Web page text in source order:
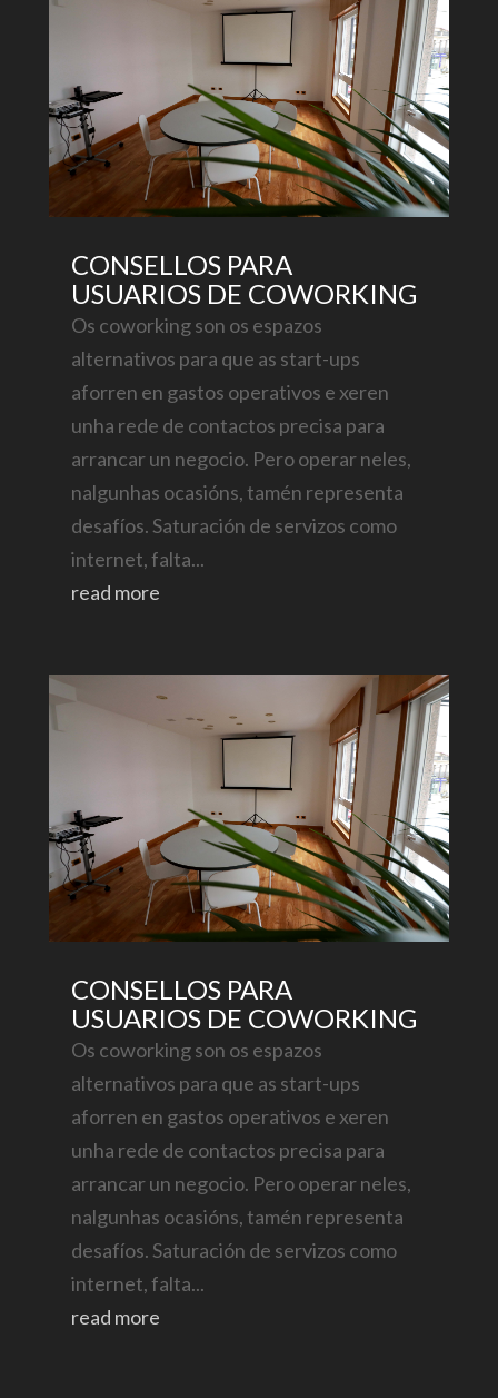
CONSELLOS PARA
USUARIOS DE COWORKING
Os coworking son os espazos
alternativos para que as start-ups
aforren en gastos operativos e xeren
unha rede de contactos precisa para
arrancar un negocio. Pero operar neles,
nalgunhas ocasións, tamén representa
desafíos. Saturación de servizos como
internet, falta...
read more
CONSELLOS PARA
USUARIOS DE COWORKING
Os coworking son os espazos
alternativos para que as start-ups
aforren en gastos operativos e xeren
unha rede de contactos precisa para
arrancar un negocio. Pero operar neles,
nalgunhas ocasións, tamén representa
desafíos. Saturación de servizos como
internet, falta...
read more